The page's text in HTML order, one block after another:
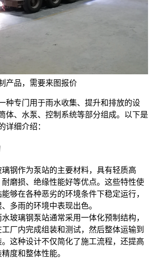
产品， 需要来图报价
种专门用于雨水收集、提升和排放的设
体、水泵、控制系统等部分组成。以下是
详细介绍：
璃钢作为泵站的主要材料，具有轻质高
磨损、绝缘性能好等优点。这些特性使
够在各种恶劣的环境条件下稳定运行，
多雨的环境中表现出色。
水玻璃钢泵站通常采用一体化预制结构，
工厂内完成组装和测试，然后整体运输到
这种设计不仅简化了施工流程，还提高
度和整体性能。